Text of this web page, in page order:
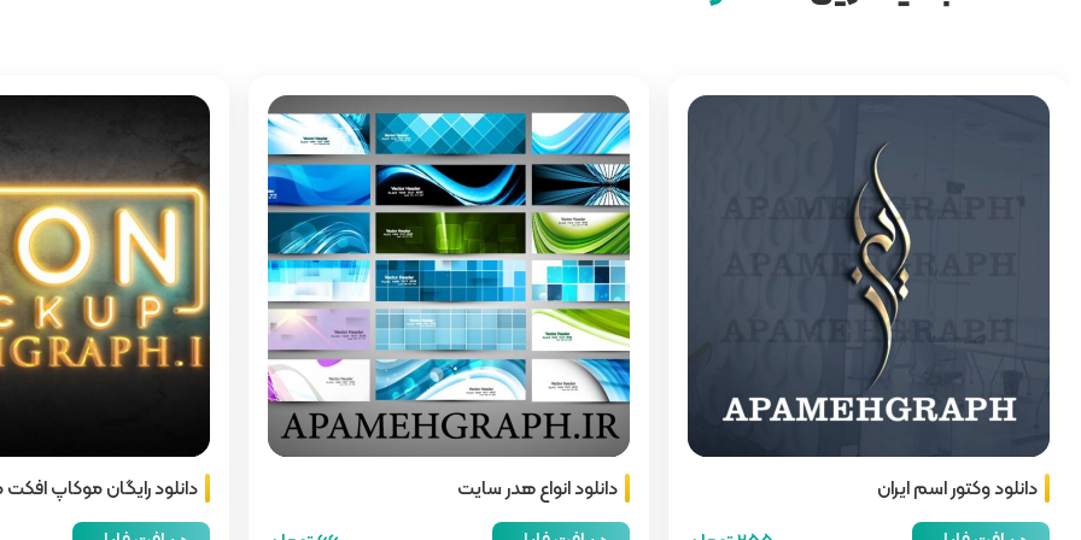
دانلود وکتور اسم ایران
دانلود انواع هدر سایت
دانلود رایگان موکاپ